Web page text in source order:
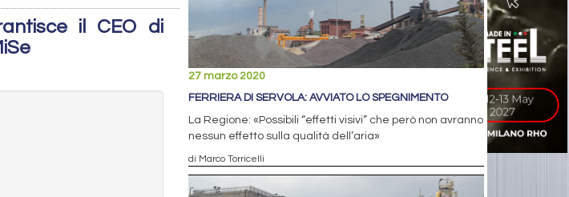
il CEO di
27 marzo 2020
FERRIERA DI SERVOLA: AVVIATO LO SPEGNIMENTO
La Regione: «Possibili “effetti visivi” che però non avranno
nessun effetto sulla qualità dell’aria»
di Marco Torricelli